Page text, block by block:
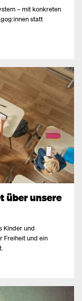
– mit konkreten
statt
über unsere
Kinder und
Freiheit und ein